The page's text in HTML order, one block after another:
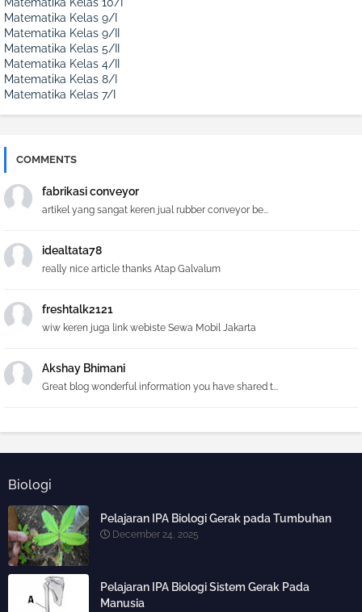
Matematika Kelas 9/I
Matematika Kelas 9/II
Matematika Kelas 5/II
Matematika Kelas 4/II
Matematika Kelas 8/I
Matematika Kelas 7/I
COMMENTS
fabrikasi conveyor
artikel yang sangat keren jual rubber conveyor be...
idealtata78
really nice article thanks Atap Galvalum
freshtalk2121
wiw keren juga link webiste Sewa Mobil Jakarta
Akshay Bhimani
Great blog wonderful information you have shared t...
Biologi
Pelajaran IPA Biologi Gerak pada Tumbuhan
December 24, 2025
Pelajaran IPA Biologi Sistem Gerak Pada
Manusia